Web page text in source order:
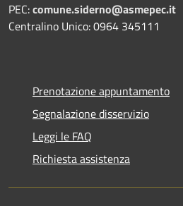
PEC:comune.siderno@asmepec.it
Centralino Unico: 0964 345111
Prenotazione appuntamento
Segnalazione disservizio
Leggi le FAQ
Richiesta assistenza